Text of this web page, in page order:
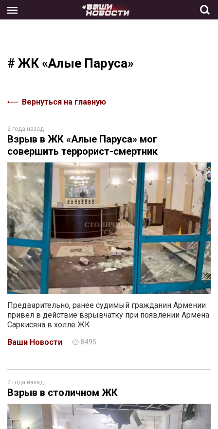
the
# ЖК «Алые Паруса»
Вернуться на главную
2 года назад
Взрыв в ЖК «Алые Паруса» мог
совершить террорист-смертник
Предварительно, ранее судимый гражданин Армении
привел в действие взрывчатку при появлении Армена
Саркисяна в холле ЖК
Ваши Новости
8495
2 года назад
Взрыв в столичном ЖК